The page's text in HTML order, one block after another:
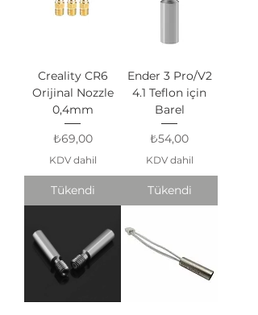
Creality CR6
Orijinal Nozzle
0,4mm
Fiyat
₺69,00
KDV dahil
Tükendi
Ender 3 Pro/V2
4.1 Teflon için
Barel
Fiyat
₺54,00
KDV dahil
Tükendi